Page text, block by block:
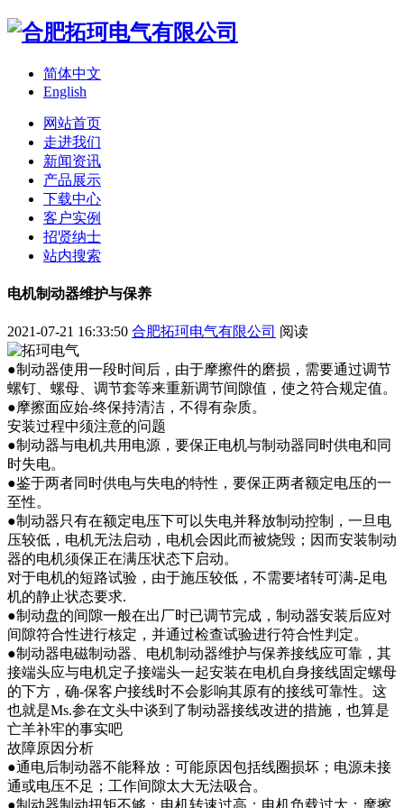
简体中文
English
网站首页
走进我们
新闻资讯
产品展示
下载中心
客户实例
招贤纳士
站内搜索
电机制动器维护与保养
2021-07-21 16:33:50 合肥拓珂电气有限公司 阅读
●制动器使用一段时间后，由于摩擦件的磨损，需要通过调节
螺钉、螺母、调节套等来重新调节间隙值，使之符合规定值。
●摩擦面应始-终保持清洁，不得有杂质。
安装过程中须注意的问题
●制动器与电机共用电源，要保正电机与制动器同时供电和同
时失电。
●鉴于两者同时供电与失电的特性，要保正两者额定电压的一
至性。
●制动器只有在额定电压下可以失电并释放制动控制，一旦电
压较低，电机无法启动，电机会因此而被烧毁；因而安装制动
器的电机须保正在满压状态下启动。
对于电机的短路试验，由于施压较低，不需要堵转可满-足电
机的静止状态要求.
●制动盘的间隙一般在出厂时已调节完成，制动器安装后应对
间隙符合性进行核定，并通过检查试验进行符合性判定。
●制动器电磁制动器、电机制动器维护与保养接线应可靠，其
接端头应与电机定子接端头一起安装在电机自身接线固定螺母
的下方，确-保客户接线时不会影响其原有的接线可靠性。这
也就是Ms.参在文头中谈到了制动器接线改进的措施，也算是
亡羊补牢的事实吧
故障原因分析
●通电后制动器不能释放：可能原因包括线圈损坏；电源未接
通或电压不足；工作间隙太大无法吸合。